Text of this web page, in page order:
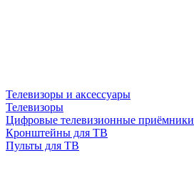
Телевизоры и аксессуары
Телевизоры
Цифровые телевизионные приёмники
Кронштейны для ТВ
Пульты для ТВ